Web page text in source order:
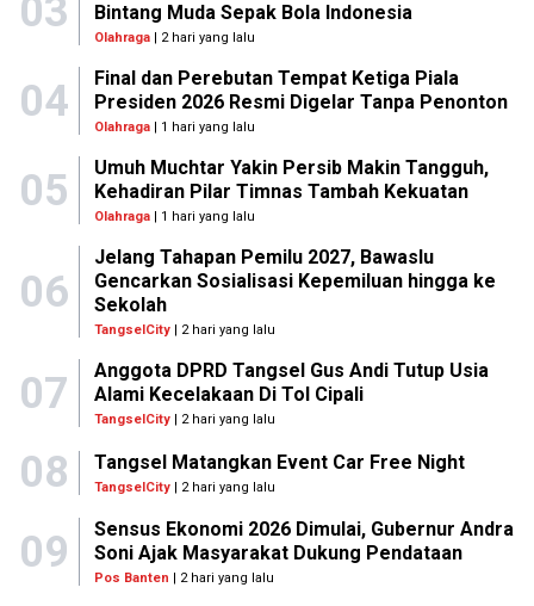
03
Bintang Muda Sepak Bola Indonesia
Olahraga| 2 hari yang lalu
04
Final dan Perebutan Tempat Ketiga Piala
Presiden 2026 Resmi Digelar Tanpa Penonton
Olahraga| 1 hari yang lalu
05
Umuh Muchtar Yakin Persib Makin Tangguh,
Kehadiran Pilar Timnas Tambah Kekuatan
Olahraga| 1 hari yang lalu
06
Jelang Tahapan Pemilu 2027, Bawaslu
Gencarkan Sosialisasi Kepemiluan hingga ke
Sekolah
TangselCity| 2 hari yang lalu
07
Anggota DPRD Tangsel Gus Andi Tutup Usia
Alami Kecelakaan Di Tol Cipali
TangselCity| 2 hari yang lalu
08 Tangsel Matangkan Event Car Free Night
TangselCity | 2 hari yang lalu
09
Sensus Ekonomi 2026 Dimulai, Gubernur Andra
Soni Ajak Masyarakat Dukung Pendataan
Pos Banten | 2 hari yang lalu